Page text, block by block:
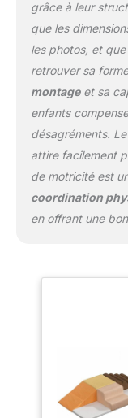
grâce à leur
que les
les photos, et
retrouver sa
montageet sa
enfants
désagréments.
attire facilement
de motricité est
coordination
en offrant une